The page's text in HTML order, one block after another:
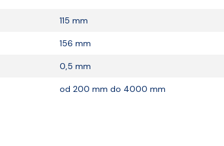
115 mm
156 mm
0,5 mm
od 200 mm do 4000 mm